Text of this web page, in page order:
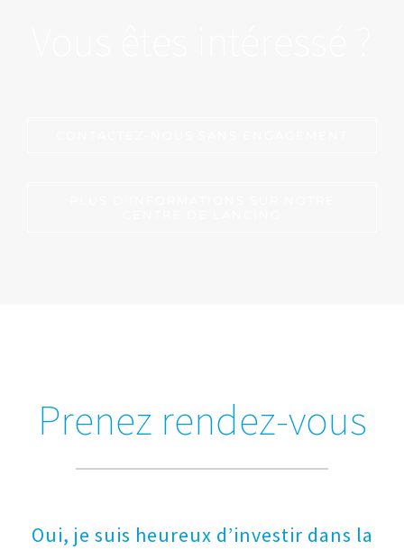
Prenez rendez-vous
Oui, je suis heureux d’investir dans la